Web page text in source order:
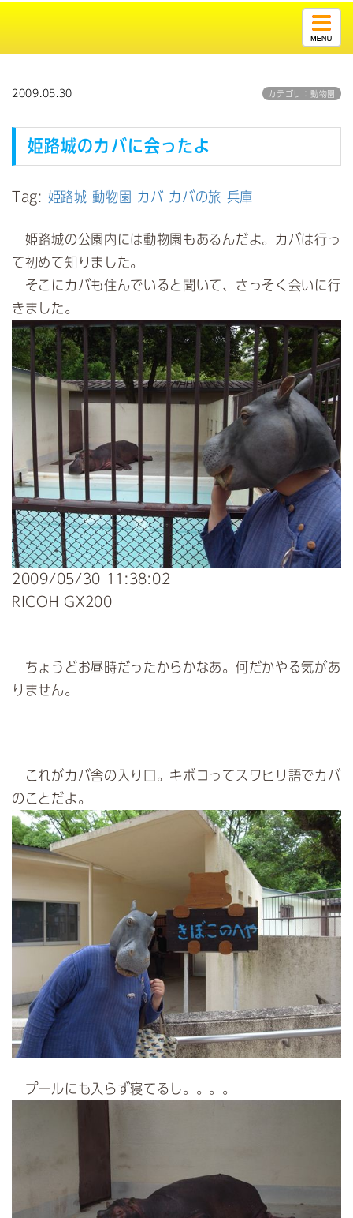
2009.05.30 カテゴリ：動物園
姫路城のカバに会ったよ
Tag: 姫路城 動物園 カバ カバの旅 兵庫
姫路城の公園内には動物園もあるんだよ。カバは行っ
て初めて知りました。
そこにカバも住んでいると聞いて、さっそく会いに行
きました。
2009/05/30 11:38:02
RICOH GX200
ちょうどお昼時だったからかなあ。何だかやる気があ
りません。
これがカバ舎の入り口。キボコってスワヒリ語でカバ
のことだよ。
プールにも入らず寝てるし。。。。